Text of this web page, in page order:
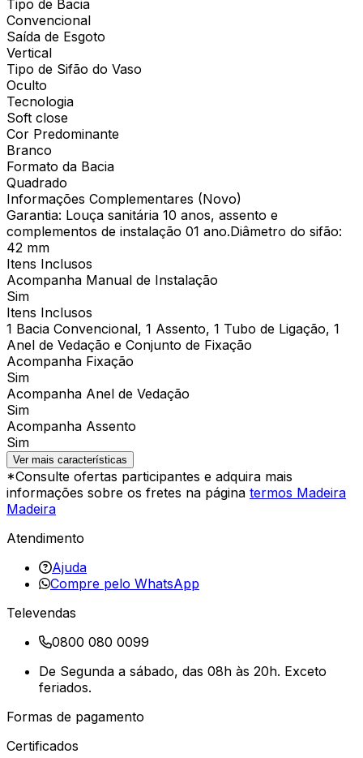
Tipo de Bacia
Convencional
Saída de Esgoto
Vertical
Tipo de Sifão do Vaso
Oculto
Tecnologia
Soft close
Cor Predominante
Branco
Formato da Bacia
Quadrado
Informações Complementares (Novo)
Garantia: Louça sanitária 10 anos, assento e
complementos de instalação 01 ano.Diâmetro do sifão:
42 mm
Itens Inclusos
Acompanha Manual de Instalação
Sim
Itens Inclusos
1 Bacia Convencional, 1 Assento, 1 Tubo de Ligação, 1
Anel de Vedação e Conjunto de Fixação
Acompanha Fixação
Sim
Acompanha Anel de Vedação
Sim
Acompanha Assento
Sim
Ver mais características
*Consulte ofertas participantes e adquira mais
informações sobre os fretes na página termos Madeira
Madeira
Atendimento
Ajuda
Compre pelo WhatsApp
Televendas
0800 080 0099
De Segunda a sábado, das 08h às 20h. Exceto
feriados.
Formas de pagamento
Certificados